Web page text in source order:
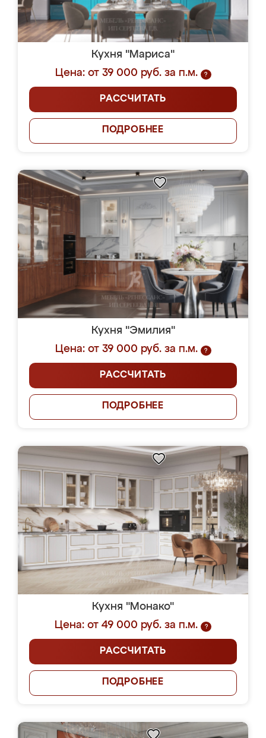
Кухня "Мариса"
Цена: от 39 000 руб. за п.м.
?
РАССЧИТАТЬ
ПОДРОБНЕЕ
Кухня "Эмилия"
Цена: от 39 000 руб. за п.м.
?
РАССЧИТАТЬ
ПОДРОБНЕЕ
Кухня "Монако"
Цена: от 49 000 руб. за п.м.
?
РАССЧИТАТЬ
ПОДРОБНЕЕ